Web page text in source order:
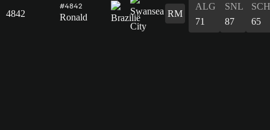
4842
#4842
Ronald RM
ALG
71
SNL
87
SCH
65